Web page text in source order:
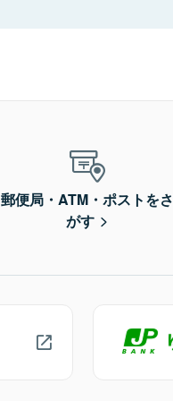
郵便局・ATM・ポストをさ
がす